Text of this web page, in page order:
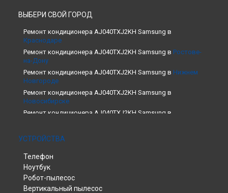
ВЫБЕРИ СВОЙ ГОРОД
Ремонт кондиционера AJ040TXJ2KH Samsung в
Краснодаре
Ремонт кондиционера AJ040TXJ2KH Samsung в Ростове-
на-Дону
Ремонт кондиционера AJ040TXJ2KH Samsung в Нижнем
Новгороде
Ремонт кондиционера AJ040TXJ2KH Samsung в
Новосибирске
Ремонт кондиционера AJ040TXJ2KH Samsung в
Ремонт кондиционера AJ040TXJ2KH Samsung в
Екатеринбурге
Ремонт кондиционера AJ040TXJ2KH Samsung в
Ремонт кондиционера AJ040TXJ2KH Samsung в
Ремонт кондиционера AJ040TXJ2KH Samsung в
Ремонт кондиционера AJ040TXJ2KH Samsung в
УСТРОЙСТВА
Телефон
Ноутбук
Робот-пылесос
Вертикальный пылесос